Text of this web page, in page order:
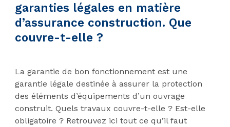
garanties légales en matière
d’assurance construction. Que
couvre-t-elle ?
La garantie de bon fonctionnement est une
garantie légale destinée à assurer la protection
des éléments d’équipements d’un ouvrage
construit. Quels travaux couvre-t-elle ? Est-elle
obligatoire ? Retrouvez ici tout ce qu’il faut